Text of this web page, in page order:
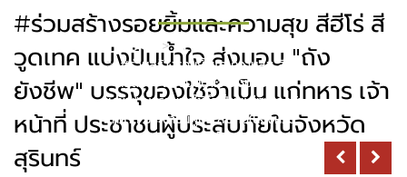
HOME
NEWS & ACTIVITIES
#ร่วมสร้างรอยยิ้มและความสุข สีฮีโร่
สีวูดเทค แบ่งปันน้ำใจ ส่งมอบ "ถัง
ยังชีพ" บรรจุของใช้จำเป็น แก่ทหาร เจ้า
หน้าที่ ประชาชนผู้ประสบภัยในจังหวัด
สุรินทร์
#ร่วมสร้างรอยยิ้มและความสุข สีฮีโร่ สี
วูดเทค แบ่งปันน้ำใจ ส่งมอบ "ถัง
ยังชีพ" บรรจุของใช้จำเป็น แก่ทหาร เจ้า
หน้าที่ ประชาชนผู้ประสบภัยในจังหวัด
สุรินทร์